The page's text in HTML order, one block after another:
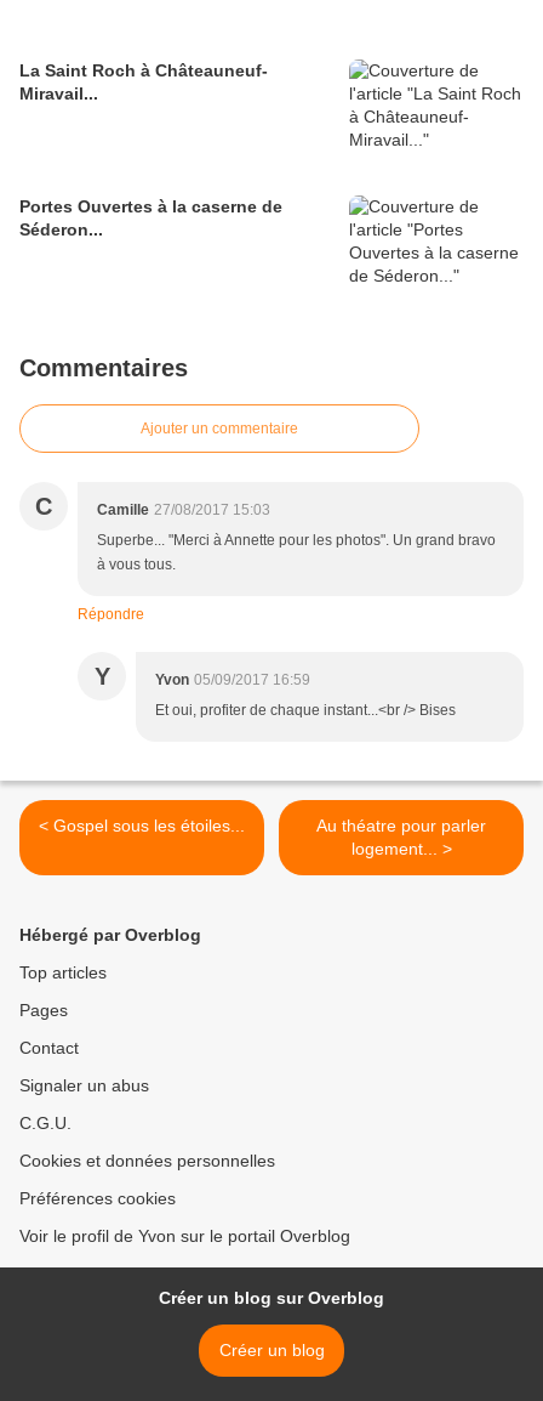
La Saint Roch à Châteauneuf-
Miravail...
Portes Ouvertes à la caserne de
Séderon...
Commentaires
Ajouter un commentaire
C Camille 27/08/2017 15:03
Superbe... "Merci à Annette pour les photos". Un grand bravo
à vous tous.
Répondre
Y Yvon 05/09/2017 16:59
Et oui, profiter de chaque instant...<br /> Bises
< Gospel sous les étoiles...
Au théatre pour parler
logement... >
Hébergé par Overblog
Top articles
Pages
Contact
Signaler un abus
C.G.U.
Cookies et données personnelles
Préférences cookies
Voir le profil de Yvon sur le portail Overblog
Créer un blog sur Overblog
Créer un blog